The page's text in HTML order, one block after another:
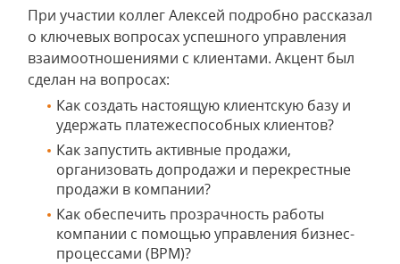
При участии коллег Алексей подробно рассказал
о ключевых вопросах успешного управления
взаимоотношениями с клиентами. Акцент был
сделан на вопросах:
Как создать настоящую клиентскую базу и
удержать платежеспособных клиентов?
Как запустить активные продажи,
организовать допродажи и перекрестные
продажи в компании?
Как обеспечить прозрачность работы
компании с помощью управления бизнес-
процессами (BPM)?